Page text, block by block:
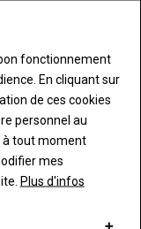
en 2022
façon d’assurer
ovin
d’une vie
4 millions de
fonctionnement
En cliquant sur
de ces cookies
personnel au
à tout moment
mes
Plus d'infos